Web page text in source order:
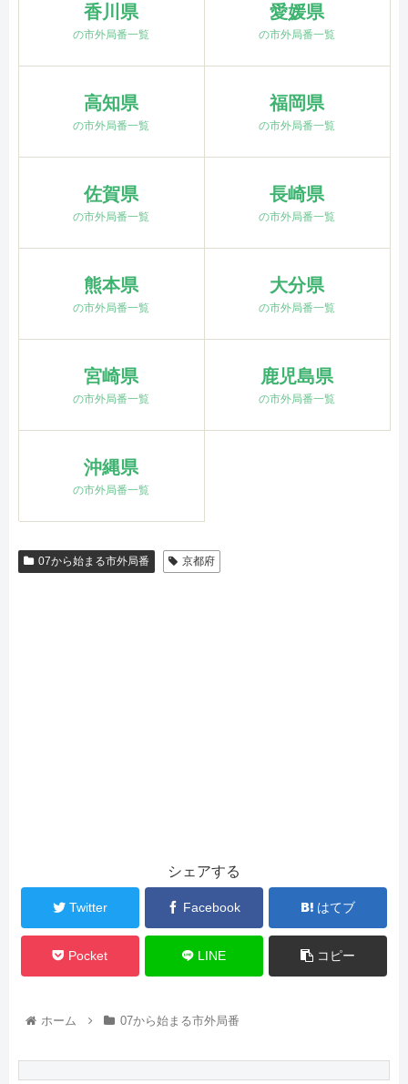
香川県
の市外局番一覧
愛媛県
の市外局番一覧
高知県
の市外局番一覧
福岡県
の市外局番一覧
佐賀県
の市外局番一覧
長崎県
の市外局番一覧
熊本県
の市外局番一覧
大分県
の市外局番一覧
宮崎県
の市外局番一覧
鹿児島県
の市外局番一覧
沖縄県
の市外局番一覧
07から始まる市外局番 京都府
シェアする
Twitter Facebook はてブ
Pocket LINE コピー
ホーム 07から始まる市外局番